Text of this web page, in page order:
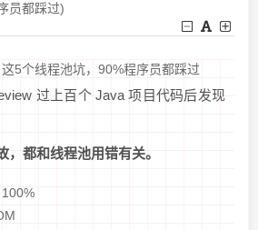
员都踩过)
5个线程池坑，90%程序员都踩过
过上百个 Java 项目代码后发现
，都和线程池用错有关。